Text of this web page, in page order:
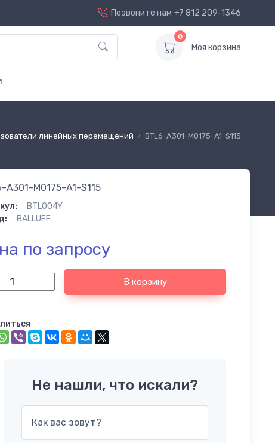
Позвоните нам +7 812 209-1346
0
Моя корзина
линейных перемещений BTL6-A301-M0175-A1-S115
A301-M0175-A1-S115
BTL004Y
BALLUFF
по запросу
В корзину
Не нашли, что искали?
Как вас зовут?